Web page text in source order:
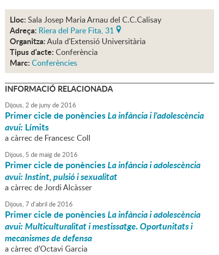
Lloc: Sala Josep Maria Arnau del C.C.Calisay
Adreça: Riera del Pare Fita, 31
Organitza:Aula d'Extensió Universitària
Tipus d'acte: Conferència
Marc: Conferències
INFORMACIÓ RELACIONADA
Dijous,2 de junyde2016
Primer cicle de ponènciesLa infància i l'adolescència
avui: Límits
a càrrec de Francesc Coll
Dijous, 5 de maigde2016
Primer cicle de ponènciesLa infància i adolescència
avui: Instint, pulsió i sexualitat
a càrrec de Jordi Alcàsser
Dijous,7 d'abril de2016
Primer cicle de ponènciesLa infància i adolescència
avui: Multiculturalitat i mestissatge. Oportunitats i
mecanismes de defensa
a càrrec d'Octavi Garcia